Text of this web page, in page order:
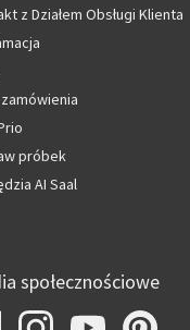
z Działem Obsługi Klienta
próbek
AI Saal
społecznościowe